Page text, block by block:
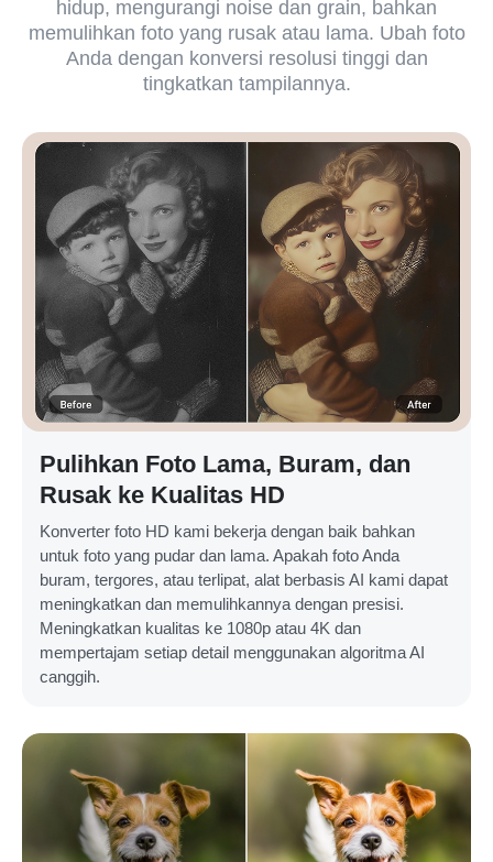
hidup, mengurangi noise dan grain, bahkan
memulihkan foto yang rusak atau lama. Ubah foto
Anda dengan konversi resolusi tinggi dan
tingkatkan tampilannya.
Pulihkan Foto Lama, Buram, dan
Rusak ke Kualitas HD
Konverter foto HD kami bekerja dengan baik bahkan
untuk foto yang pudar dan lama. Apakah foto Anda
buram, tergores, atau terlipat, alat berbasis AI kami dapat
meningkatkan dan memulihkannya dengan presisi.
Meningkatkan kualitas ke 1080p atau 4K dan
mempertajam setiap detail menggunakan algoritma AI
canggih.